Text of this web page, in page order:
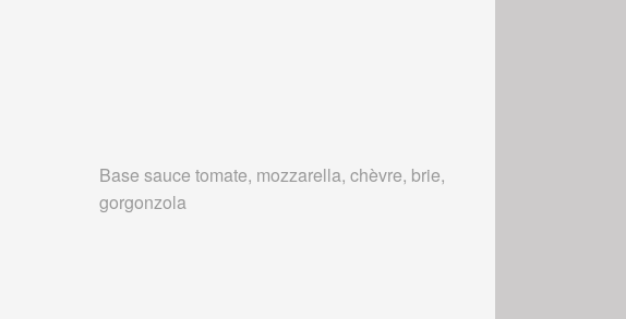
Base sauce tomate, mozzarella, chèvre, brie,
gorgonzola